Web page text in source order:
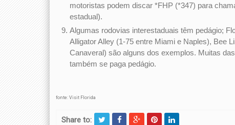
motoristas podem discar *FHP (*347) para
estadual).
Algumas rodovias interestaduais têm pedágio;
Alligator Alley (1-75 entre Miami e Naples), Bee
Canaveral) são alguns dos exemplos. Muitas
também se paga pedágio.
fonte: Visit Florida
Share to: